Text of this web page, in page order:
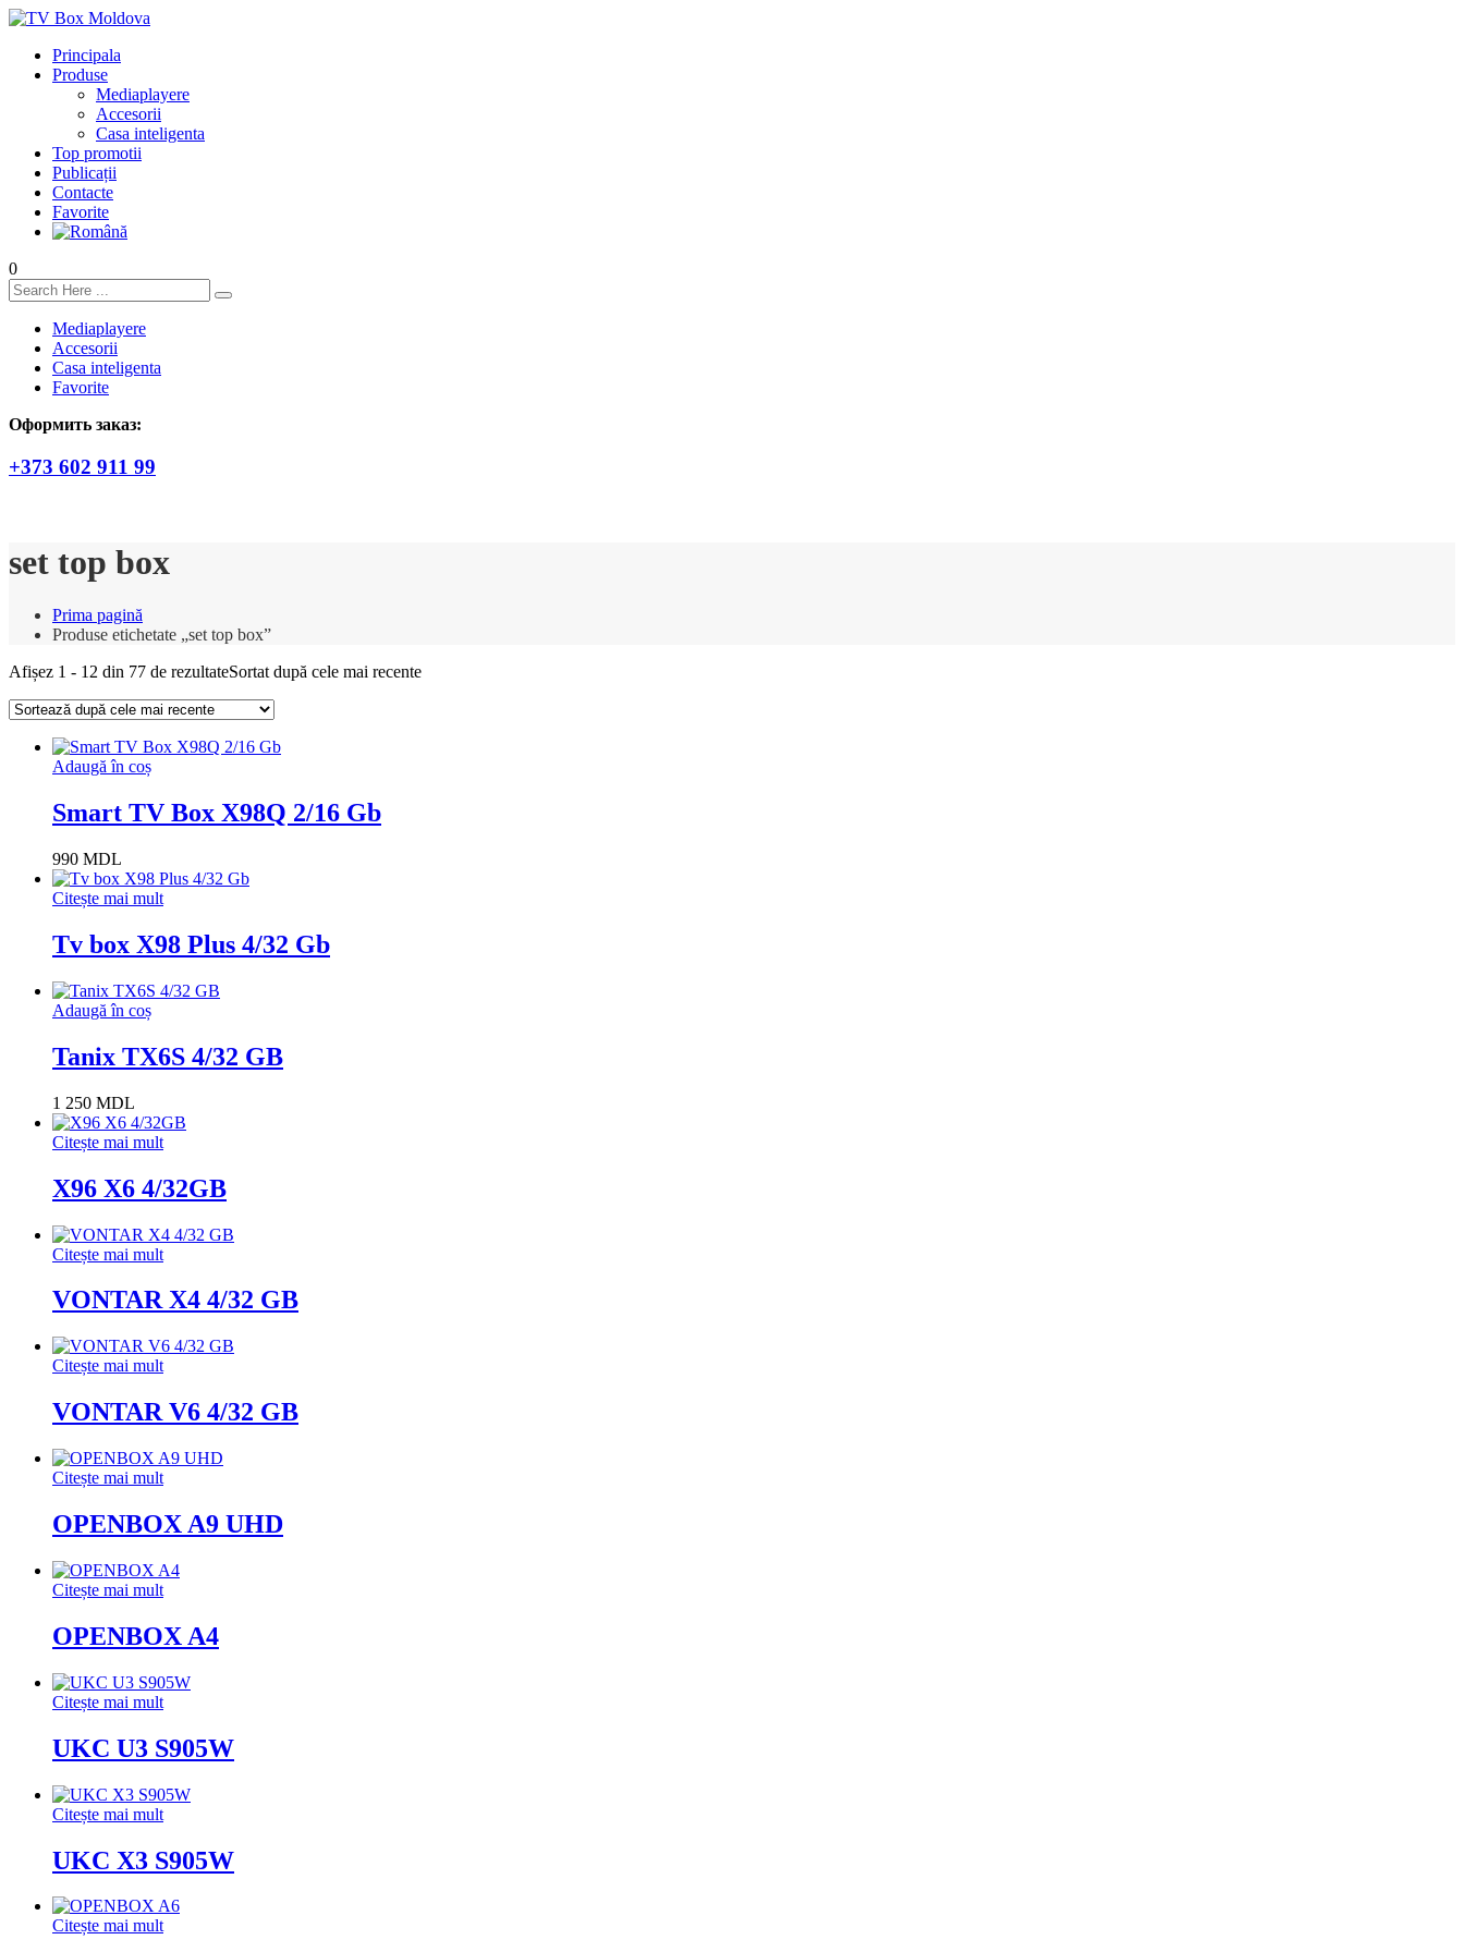
Principala
Produse
Mediaplayere
Accesorii
Casa inteligenta
Top promotii
Publicații
Contacte
Favorite
0
Mediaplayere
Accesorii
Casa inteligenta
Favorite
Оформить заказ:
+373 602 911 99
set top box
Prima pagină
Produse etichetate „set top box”
Afișez 1 - 12 din 77 de rezultateSortat după cele mai recente
Adaugă în coș
Smart TV Box X98Q 2/16 Gb
990 MDL
Citește mai mult
Tv box X98 Plus 4/32 Gb
Adaugă în coș
Tanix TX6S 4/32 GB
1 250 MDL
Citește mai mult
X96 X6 4/32GB
Citește mai mult
VONTAR X4 4/32 GB
Citește mai mult
VONTAR V6 4/32 GB
Citește mai mult
OPENBOX A9 UHD
Citește mai mult
OPENBOX A4
Citește mai mult
UKC U3 S905W
Citește mai mult
UKC X3 S905W
Citește mai mult